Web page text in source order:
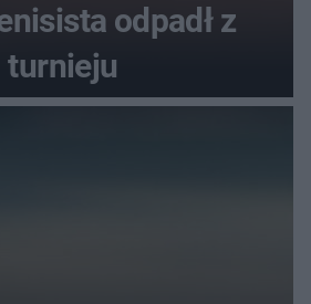
odpadł z
turnieju